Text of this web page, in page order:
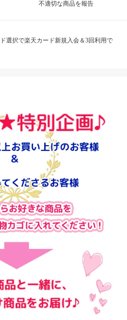
不適切な商品を報告
選択で楽天カード新規入会＆3回利用で